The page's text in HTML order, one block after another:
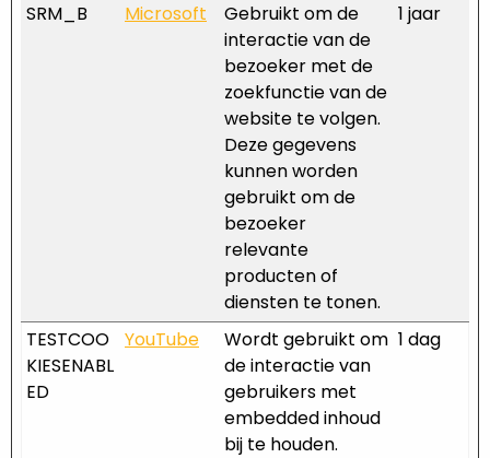
SRM_B Microsoft
Gebruikt om de
interactie van de
bezoeker met de
zoekfunctie van de
website te volgen.
Deze gegevens
kunnen worden
gebruikt om de
bezoeker
relevante
producten of
diensten te tonen.
1 jaar
TESTCOO
KIESENABL
ED
YouTube
Wordt gebruikt om
de interactie van
gebruikers met
embedded inhoud
bij te houden.
1 dag